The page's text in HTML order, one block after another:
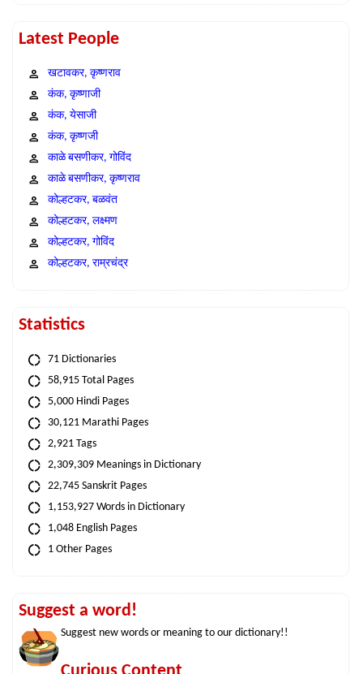
Latest People
खटावकर, कृष्णराव
कंक, कृष्णाजी
कंक, येसाजी
कंक, कृष्णजी
काळे बसणीकर, गोविंद
काळे बसणीकर, कृष्णराव
कोल्हटकर, बळवंत
कोल्हटकर, लक्ष्मण
कोल्हटकर, गोविंद
कोल्हटकर, राम्रचंद्र
Statistics
71 Dictionaries
58,915 Total Pages
5,000 Hindi Pages
30,121 Marathi Pages
2,921 Tags
2,309,309 Meanings in Dictionary
22,745 Sanskrit Pages
1,153,927 Words in Dictionary
1,048 English Pages
1 Other Pages
Suggest a word!
Suggest new words or meaning to our dictionary!!